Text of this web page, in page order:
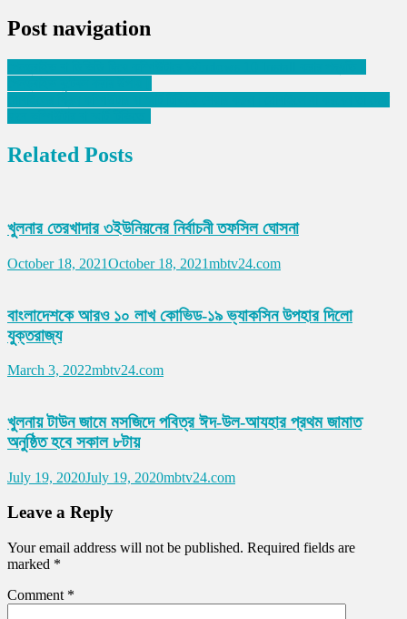
Post navigation
Related Posts
খুলনার তেরখাদার ৩ইউনিয়নের নির্বাচনী তফসিল ঘোসনা
October 18, 2021October 18, 2021mbtv24.com
বাংলাদেশকে আরও ১০ লাখ কোভিড-১৯ ভ্যাকসিন উপহার দিলো
যুক্তরাজ্য
March 3, 2022mbtv24.com
খুলনায় টাউন জামে মসজিদে পবিত্র ঈদ-উল-আযহার প্রথম জামাত
অনুষ্ঠিত হবে সকাল ৮টায়
July 19, 2020July 19, 2020mbtv24.com
Leave a Reply
Your email address will not be published. Required fields are
marked *
Comment *